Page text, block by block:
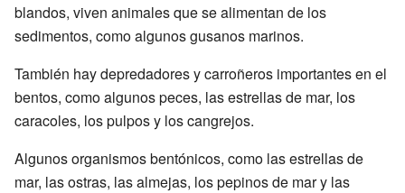
blandos, viven animales que se alimentan de los
sedimentos, como algunos gusanos marinos.
También hay depredadores y carroñeros importantes en el
bentos, como algunos peces, las estrellas de mar, los
caracoles, los pulpos y los cangrejos.
Algunos organismos bentónicos, como las estrellas de
mar, las ostras, las almejas, los pepinos de mar y las